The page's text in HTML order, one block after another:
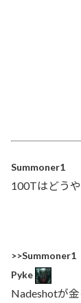
Summoner1
100Tはどう
>>Summoner1
Pyke
Nadeshotが